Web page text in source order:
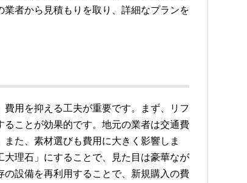
者から見積もりを取り、詳細なプランを
用を抑える工夫が重要です。まず、リフ
ことが効果的です。地元の業者は交通費
た、素材選びも費用に大きく影響しま
理石」にすることで、見た目は豪華なが
設備を再利用することで、新規購入の費